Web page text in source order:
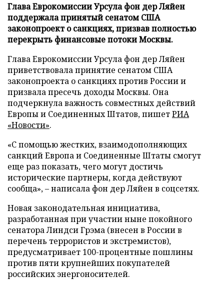
Глава Еврокомиссии Урсула фон дер Ляйен
поддержала принятый сенатом США
законопроект о санкциях, призвав полностью
перекрыть финансовые потоки Москвы.
Глава Еврокомиссии Урсула фон дер Ляйен
приветствовала принятие сенатом США
законопроекта о санкциях против России и
призвала пресечь доходы Москвы. Она
подчеркнула важность совместных действий
Европы и Соединенных Штатов, пишетРИА
«Новости».
«С помощью жестких, взаимодополняющих
санкций Европа и Соединенные Штаты смогут
еще раз показать, чего могут достичь
исторические партнеры, когда действуют
сообща», – написала фон дер Ляйен в соцсетях.
Новая законодательная инициатива,
разработанная при участии ныне покойного
сенатора Линдси Грэма (внесен в России в
перечень террористов и экстремистов),
предусматривает 100-процентные пошлины
против пяти крупнейших покупателей
российских энергоносителей.